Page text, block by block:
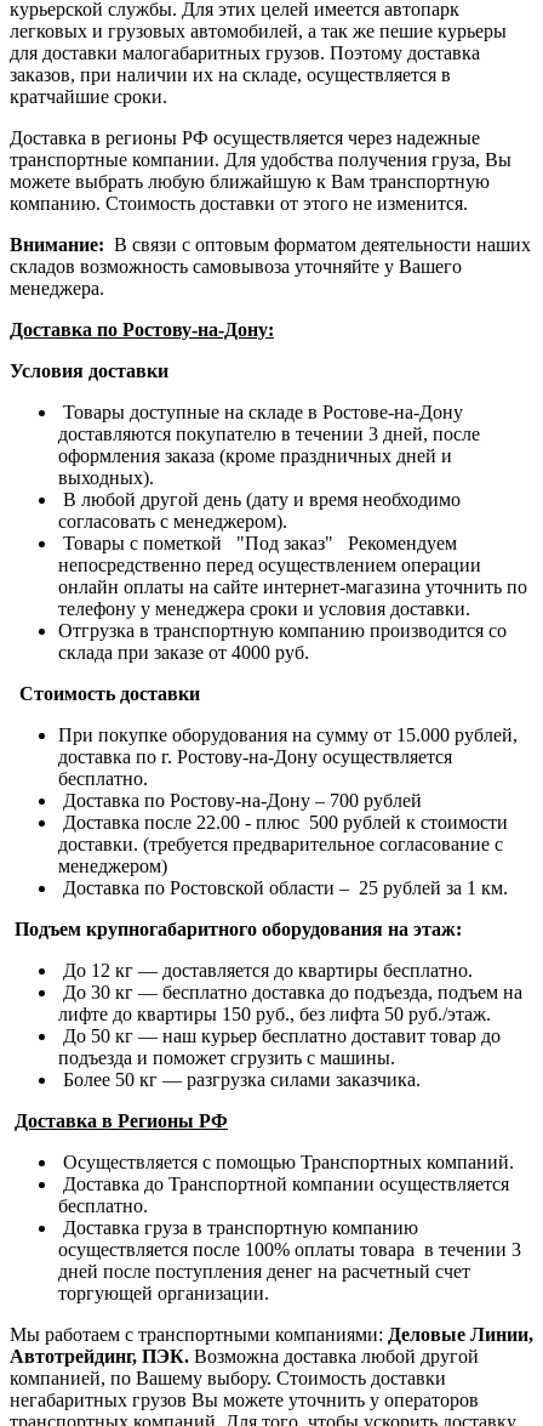
курьерской службы. Для этих целей имеется автопарк
легковых и грузовых автомобилей, а так же пешие курьеры
для доставки малогабаритных грузов. Поэтому доставка
заказов, при наличии их на складе, осуществляется в
кратчайшие сроки.
Доставка в регионы РФ осуществляется через надежные
транспортные компании. Для удобства получения груза, Вы
можете выбрать любую ближайшую к Вам транспортную
компанию. Стоимость доставки от этого не изменится.
Внимание: В связи с оптовым форматом деятельности наших
складов возможность самовывоза уточняйте у Вашего
менеджера.
Доставка по Ростову-на-Дону:
Условия доставки
Товары доступные на складе в Ростове-на-Дону
доставляются покупателю в течении 3 дней, после
оформления заказа (кроме праздничных дней и
выходных).
В любой другой день (дату и время необходимо
согласовать с менеджером).
Товары с пометкой "Под заказ" Рекомендуем
непосредственно перед осуществлением операции
онлайн оплаты на сайте интернет-магазина уточнить по
телефону у менеджера сроки и условия доставки.
Отгрузка в транспортную компанию производится со
склада при заказе от 4000 руб.
Стоимость доставки
При покупке оборудования на сумму от 15.000 рублей,
доставка по г. Ростову-на-Дону осуществляется
бесплатно.
Доставка по Ростову-на-Дону – 700 рублей
Доставка после 22.00 - плюс 500 рублей к стоимости
доставки. (требуется предварительное согласование с
менеджером)
Доставка по Ростовской области – 25 рублей за 1 км.
Подъем крупногабаритного оборудования на этаж:
До 12 кг — доставляется до квартиры бесплатно.
До 30 кг — бесплатно доставка до подъезда, подъем на
лифте до квартиры 150 руб., без лифта 50 руб./этаж.
До 50 кг — наш курьер бесплатно доставит товар до
подъезда и поможет сгрузить с машины.
Более 50 кг — разгрузка силами заказчика.
Доставка в Регионы РФ
Осуществляется с помощью Транспортных компаний.
Доставка до Транспортной компании осуществляется
бесплатно.
Доставка груза в транспортную компанию
осуществляется после 100% оплаты товара в течении 3
дней после поступления денег на расчетный счет
торгующей организации.
Мы работаем с транспортными компаниями: Деловые Линии,
Автотрейдинг, ПЭК. Возможна доставка любой другой
компанией, по Вашему выбору. Стоимость доставки
негабаритных грузов Вы можете уточнить у операторов
транспортных компаний.
Для того, чтобы ускорить доставку